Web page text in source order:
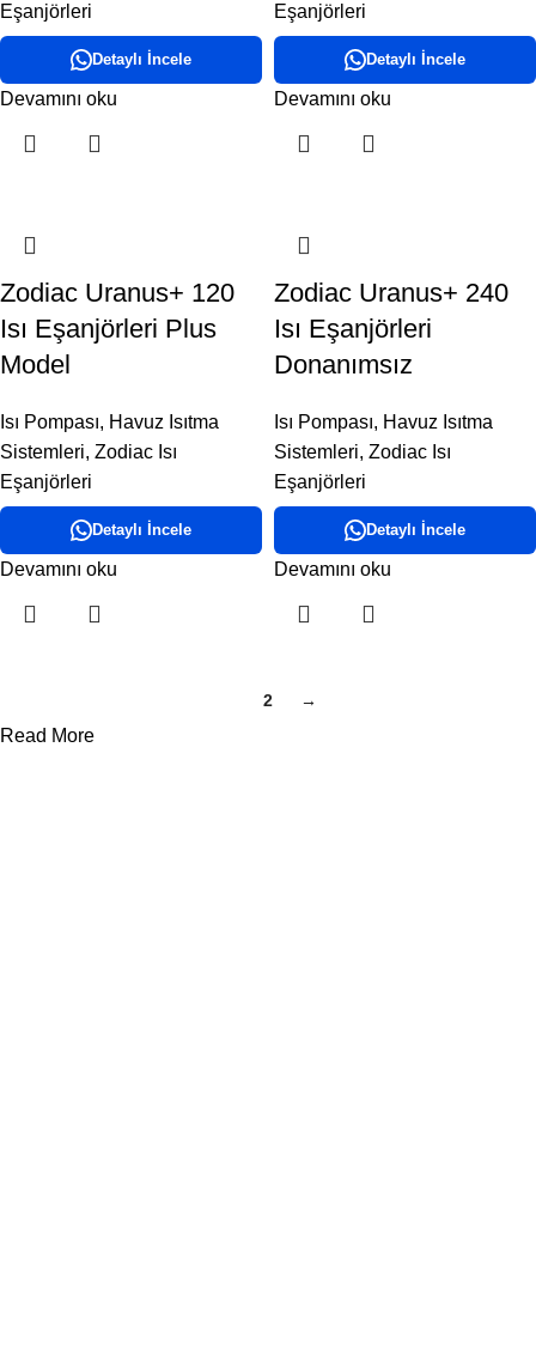
Eşanjörleri
Detaylı İncele
Devamını oku
Eşanjörleri
Detaylı İncele
Devamını oku
Zodiac Uranus+ 120
Isı Eşanjörleri Plus
Model
Isı Pompası, Havuz Isıtma
Sistemleri, Zodiac Isı
Eşanjörleri
Detaylı İncele
Devamını oku
Zodiac Uranus+ 240
Isı Eşanjörleri
Donanımsız
Isı Pompası, Havuz Isıtma
Sistemleri, Zodiac Isı
Eşanjörleri
Detaylı İncele
Devamını oku
2 →
Read More